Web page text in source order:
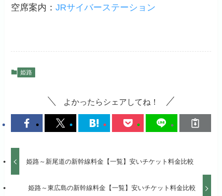
空席案内：JRサイバーステーション
姫路
よかったらシェアしてね！
姫路～新尾道の新幹線料金【一覧】安いチケット料金比較
姫路～東広島の新幹線料金【一覧】安いチケット料金比較